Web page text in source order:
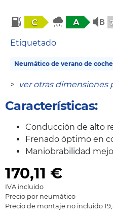
C A
Etiquetado
Neumático de verano de coche
> ver otras dimensiones
Características:
Conducción de alto
Frenado óptimo en
Maniobrabilidad
170,11 €
IVA incluido
Precio por neumático
Precio de montaje no incluido